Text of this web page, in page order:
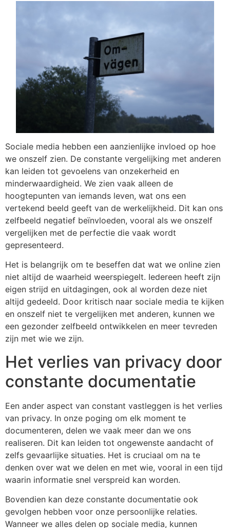
Sociale media hebben een aanzienlijke invloed op hoe
we onszelf zien. De constante vergelijking met anderen
kan leiden tot gevoelens van onzekerheid en
minderwaardigheid. We zien vaak alleen de
hoogtepunten van iemands leven, wat ons een
vertekend beeld geeft van de werkelijkheid. Dit kan ons
zelfbeeld negatief beïnvloeden, vooral als we onszelf
vergelijken met de perfectie die vaak wordt
gepresenteerd.
Het is belangrijk om te beseffen dat wat we online zien
niet altijd de waarheid weerspiegelt. Iedereen heeft zijn
eigen strijd en uitdagingen, ook al worden deze niet
altijd gedeeld. Door kritisch naar sociale media te kijken
en onszelf niet te vergelijken met anderen, kunnen we
een gezonder zelfbeeld ontwikkelen en meer tevreden
zijn met wie we zijn.
Het verlies van privacy door
constante documentatie
Een ander aspect van constant vastleggen is het verlies
van privacy. In onze poging om elk moment te
documenteren, delen we vaak meer dan we ons
realiseren. Dit kan leiden tot ongewenste aandacht of
zelfs gevaarlijke situaties. Het is cruciaal om na te
denken over wat we delen en met wie, vooral in een tijd
waarin informatie snel verspreid kan worden.
Bovendien kan deze constante documentatie ook
gevolgen hebben voor onze persoonlijke relaties.
Wanneer we alles delen op sociale media, kunnen